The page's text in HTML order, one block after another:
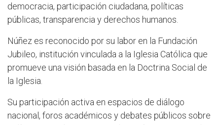
democracia, participación ciudadana, políticas
públicas, transparencia y derechos humanos.
Núñez es reconocido por su labor en la Fundación
Jubileo, institución vinculada a la Iglesia Católica que
promueve una visión basada en la Doctrina Social de
la Iglesia.
Su participación activa en espacios de diálogo
nacional, foros académicos y debates públicos sobre